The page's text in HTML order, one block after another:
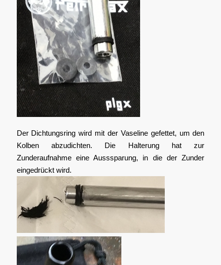
Der Dichtungsring wird mit der Vaseline gefettet, um den
Kolben abzudichten. Die Halterung hat zur
Zunderaufnahme eine Ausssparung, in die der Zunder
eingedrückt wird.